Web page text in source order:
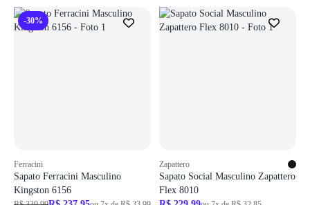
-30%
Ferracini
Sapato Ferracini Masculino
Kingston 6156
Zapattero
Sapato Social Masculino Zapattero
Flex 8010